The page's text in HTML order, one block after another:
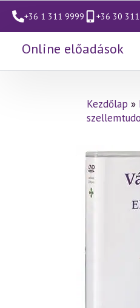
+36 1 311 9999 +36 30
Online előadások
Kezdőlap »
Váradi